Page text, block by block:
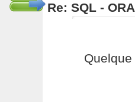
Re: SQL -